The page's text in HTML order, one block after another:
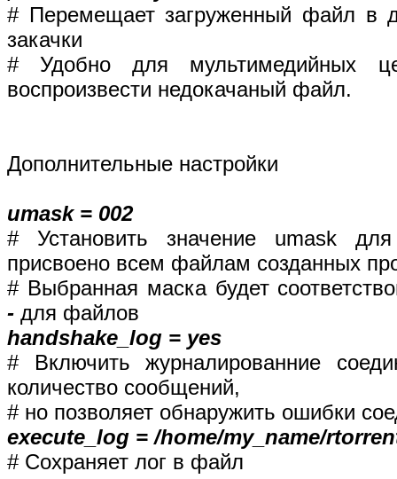
# Перемещает загруженный файл в
закачки
# Удобно для мультимедийных
воспроизвести недокачаный файл.
Дополнительные настройки
umask = 002
# Установить значение umask
присвоено всем файлам созданных
# Выбранная маска будет
- для файлов
handshake_log = yes
# Включить журналированние
количество сообщений,
# но позволяет обнаружить ошибки
execute_log = /home/my_name/
# Сохраняет лог в файл